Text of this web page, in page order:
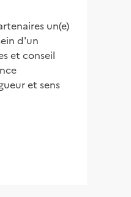
un(e)
d'un
et conseil
et sens